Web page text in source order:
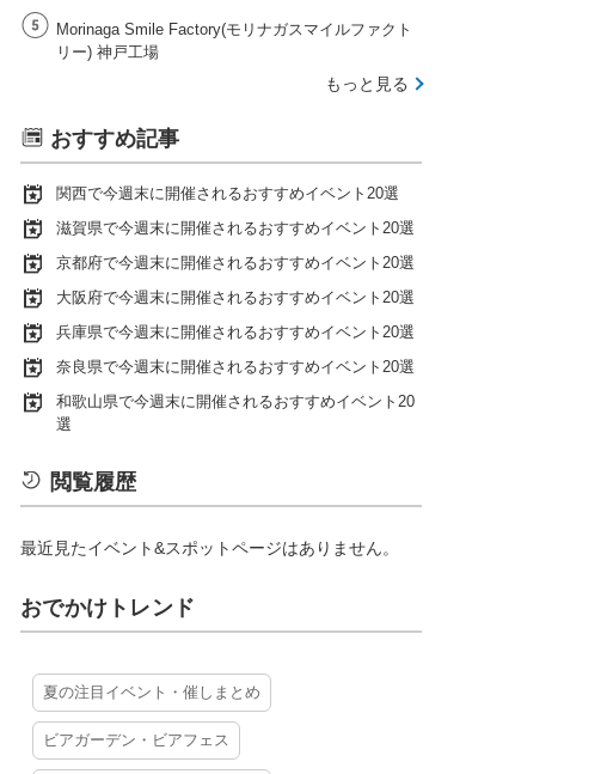
Morinaga Smile Factory(モリナガスマイルファクト
リー) 神戸工場
もっと見る
おすすめ記事
関西で今週末に開催されるおすすめイベント20選
滋賀県で今週末に開催されるおすすめイベント20選
京都府で今週末に開催されるおすすめイベント20選
大阪府で今週末に開催されるおすすめイベント20選
兵庫県で今週末に開催されるおすすめイベント20選
奈良県で今週末に開催されるおすすめイベント20選
和歌山県で今週末に開催されるおすすめイベント20
選
閲覧履歴
最近見たイベント&スポットページはありません。
おでかけトレンド
夏の注目イベント・催しまとめ
ビアガーデン・ビアフェス